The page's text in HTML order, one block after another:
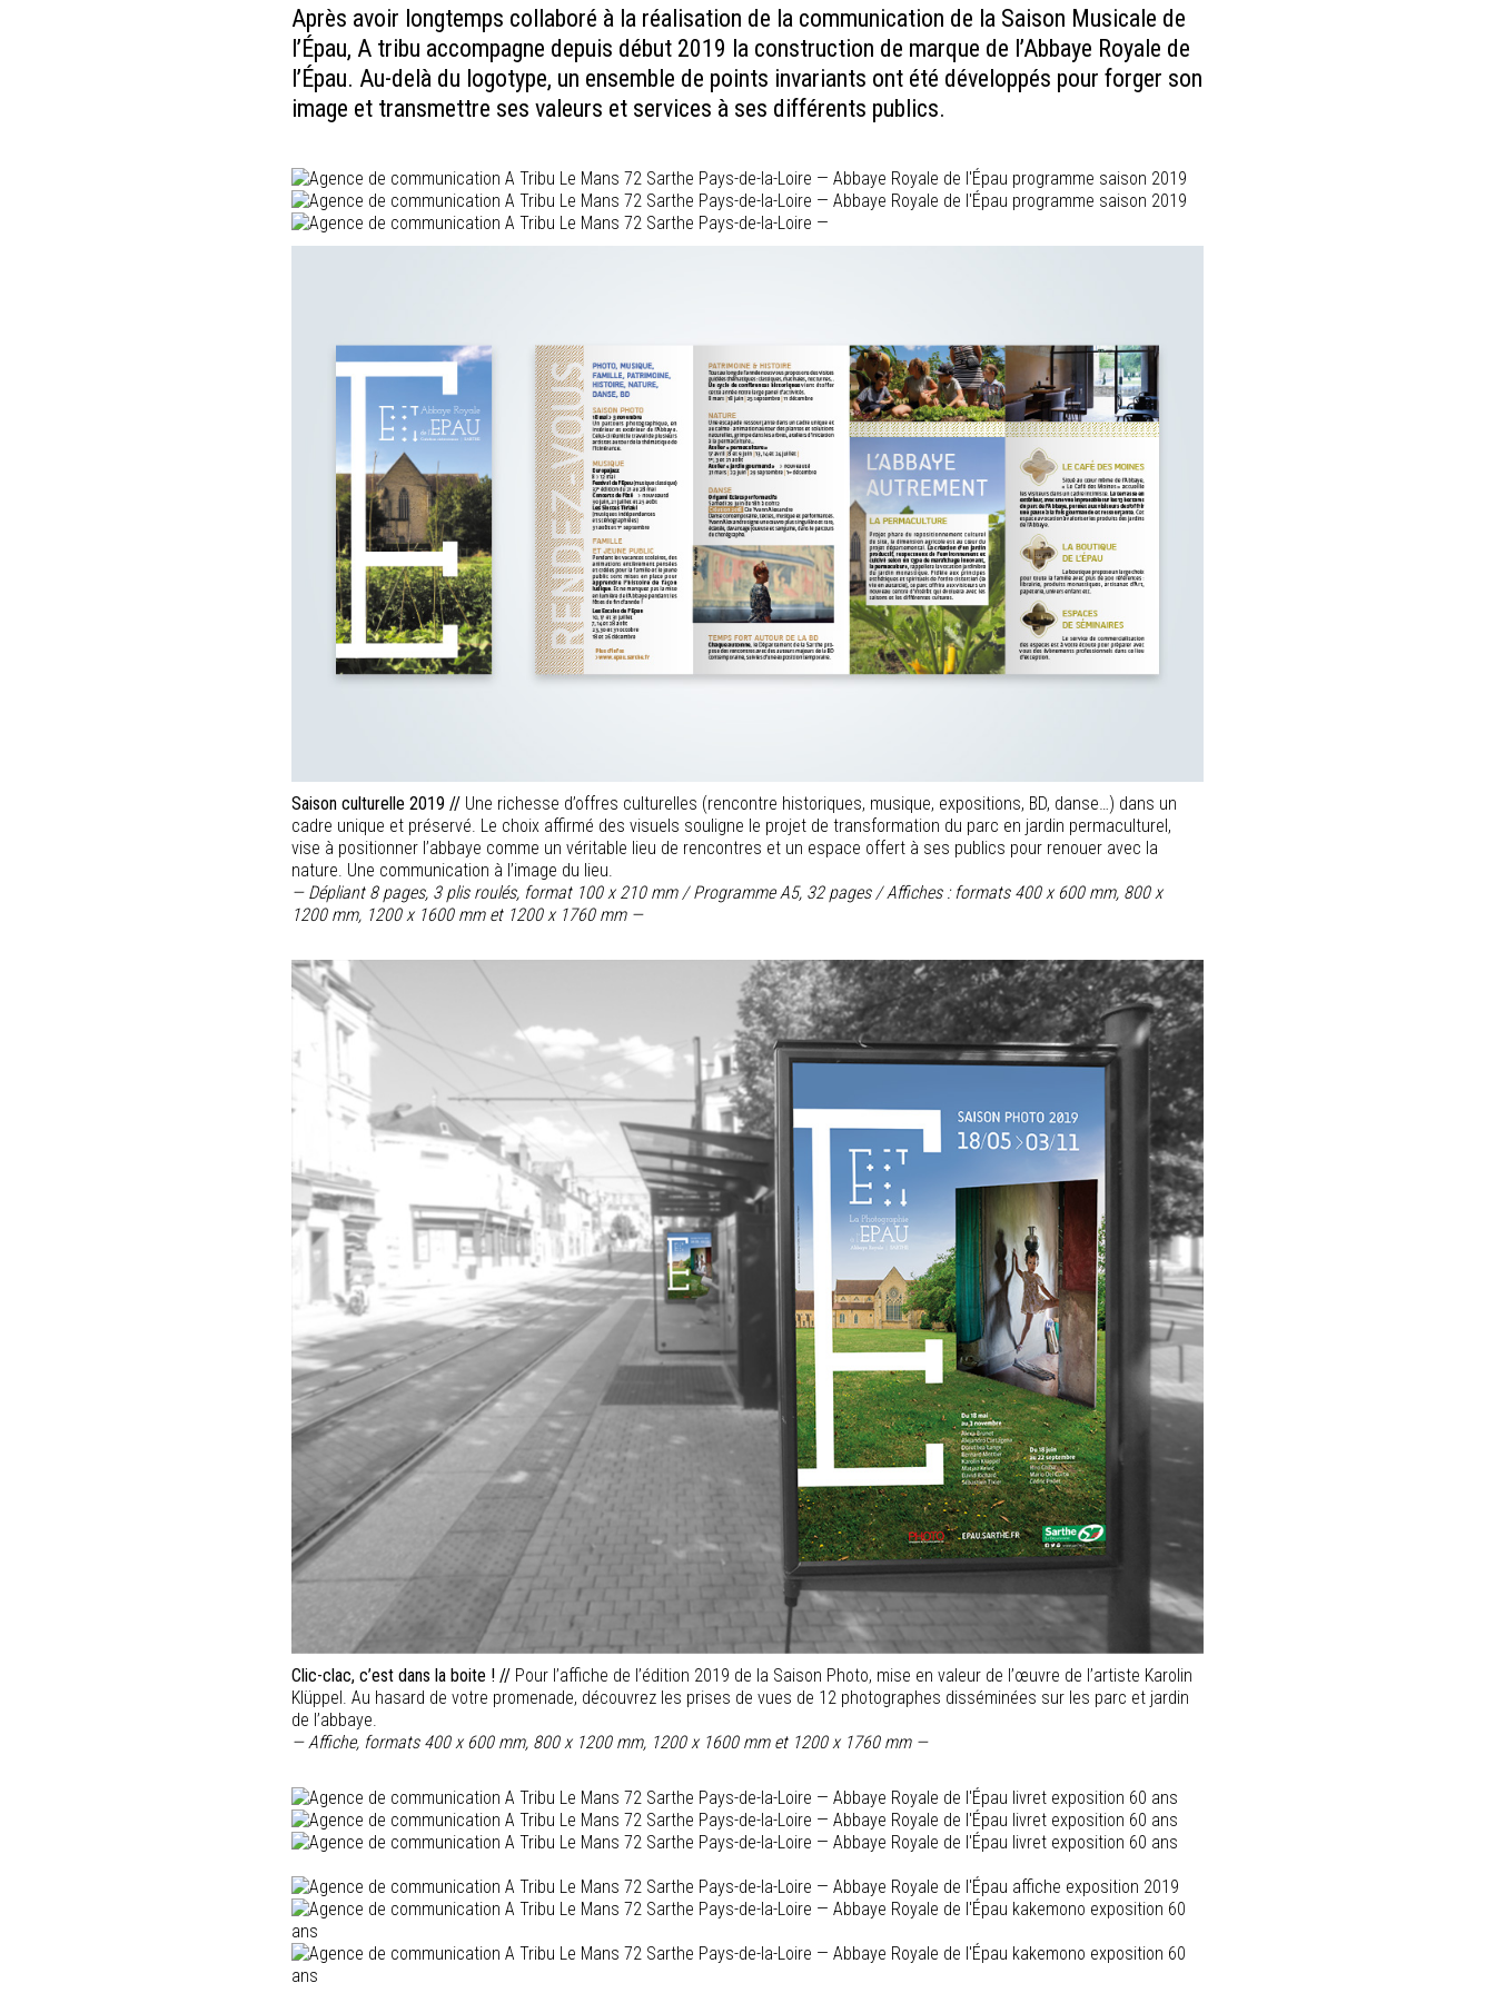
Après avoir longtemps collaboré à la réalisation de la communication de la Saison Musicale de
l’Épau, A tribu accompagne depuis début 2019 la construction de marque de l’Abbaye Royale de
l’Épau. Au-delà du logotype, un ensemble de points invariants ont été développés pour forger son
image et transmettre ses valeurs et services à ses différents publics.
Saison culturelle 2019 // Une richesse d’offres culturelles (rencontre historiques, musique, expositions, BD, danse…) dans un
cadre unique et préservé. Le choix affirmé des visuels souligne le projet de transformation du parc en jardin permaculturel,
vise à positionner l’abbaye comme un véritable lieu de rencontres et un espace offert à ses publics pour renouer avec la
nature. Une communication à l’image du lieu.
— Dépliant 8 pages, 3 plis roulés, format 100 x 210 mm / Programme A5, 32 pages / Affiches : formats 400 x 600 mm, 800 x
1200 mm, 1200 x 1600 mm et 1200 x 1760 mm —
Clic-clac, c’est dans la boite ! // Pour l’affiche de l’édition 2019 de la Saison Photo, mise en valeur de l’œuvre de l’artiste Karolin
Klüppel. Au hasard de votre promenade, découvrez les prises de vues de 12 photographes disséminées sur les parc et jardin
de l’abbaye.
— Affiche, formats 400 x 600 mm, 800 x 1200 mm, 1200 x 1600 mm et 1200 x 1760 mm —